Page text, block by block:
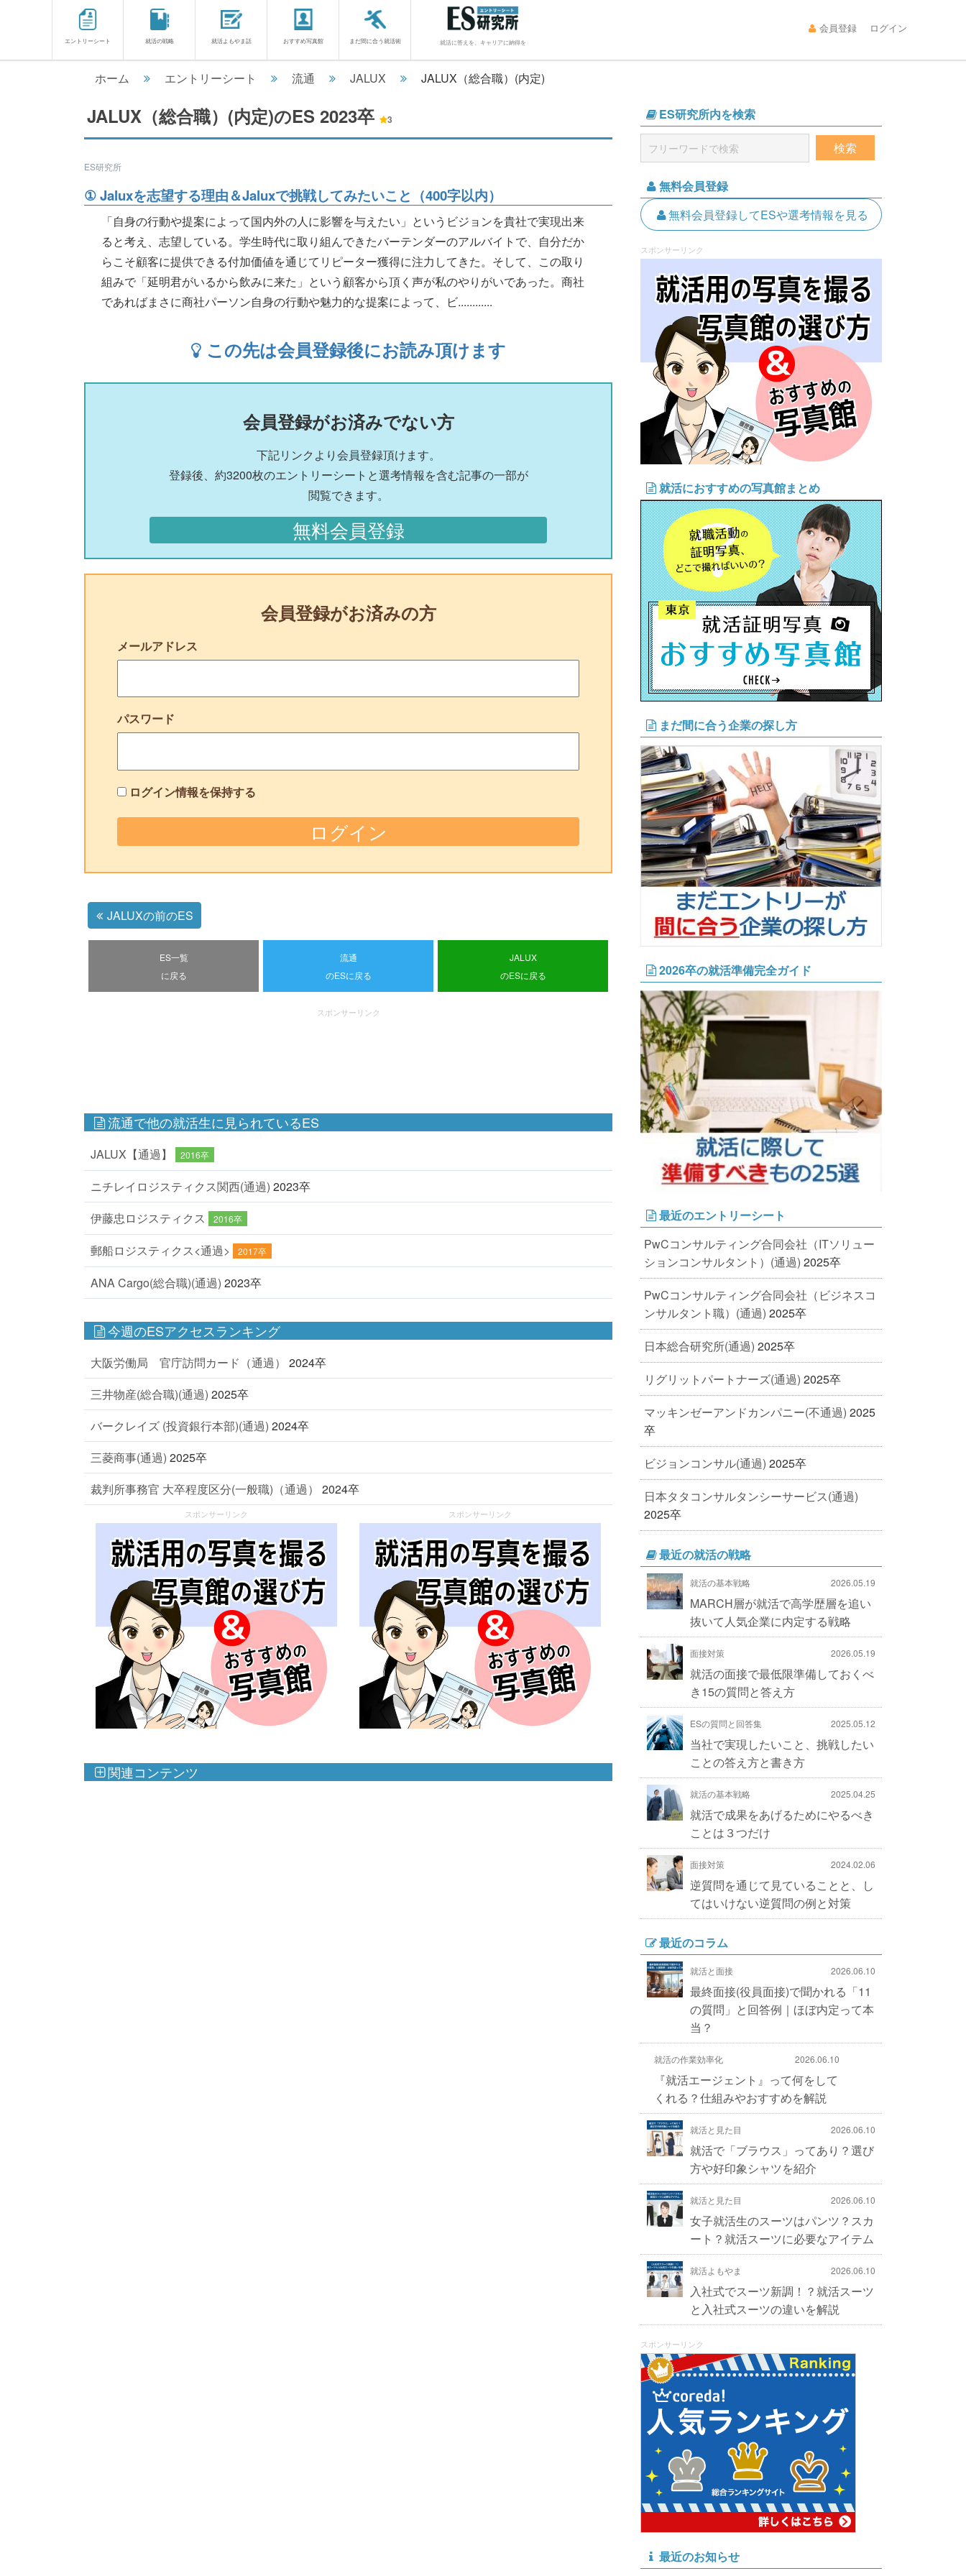
エントリーシート 就活の戦略 就活よもやま話 おすすめ写真館 まだ間に合う就活術 就活に答えを、キャリアに納得を
会員登録 ログイン
ホーム エントリーシート 流通 JALUX JALUX（総合職）(内定)
JALUX（総合職）(内定)のES 2023卒 3
ES研究所
① Jaluxを志望する理由＆Jaluxで挑戦してみたいこと（400字以内）
「自身の行動や提案によって国内外の人に影響を与えたい」というビジョンを貴社で実現出来
ると考え、志望している。学生時代に取り組んできたバーテンダーのアルバイトで、自分だか
らこそ顧客に提供できる付加価値を通じてリピーター獲得に注力してきた。そして、この取り
組みで「延明君がいるから飲みに来た」という顧客から頂く声が私のやりがいであった。商社
であればまさに商社パーソン自身の行動や魅力的な提案によって、ビ............
この先は会員登録後にお読み頂けます
会員登録がお済みでない方
下記リンクより会員登録頂けます。
登録後、約3200枚のエントリーシートと選考情報を含む記事の一部が
閲覧できます。
無料会員登録
会員登録がお済みの方
メールアドレス
パスワード
ログイン情報を保持する
JALUXの前のES
ES一覧
に戻る
流通
のESに戻る
JALUX
のESに戻る
スポンサーリンク
流通で他の就活生に見られているES
JALUX【通過】 2016卒
ニチレイロジスティクス関西(通過) 2023卒
伊藤忠ロジスティクス
2016卒
郵船ロジスティクス<通過> 2017卒
ANA Cargo(総合職)(通過) 2023卒
今週のESアクセスランキング
大阪労働局 官庁訪問カード（通過）
2024卒
三井物産(総合職)(通過) 2025卒
バークレイズ (投資銀行本部)(通過) 2024卒
三菱商事(通過) 2025卒
裁判所事務官 大卒程度区分(一般職)（通過）
2024卒
スポンサーリンク スポンサーリンク
関連コンテンツ
ES研究所内を検索
無料会員登録
無料会員登録してESや選考情報を見る
スポンサーリンク
就活におすすめの写真館まとめ
まだ間に合う企業の探し方
2026卒の就活準備完全ガイド
最近のエントリーシート
PwCコンサルティング合同会社（ITソリュー
ションコンサルタント）(通過) 2025卒
PwCコンサルティング合同会社（ビジネスコ
ンサルタント職）(通過) 2025卒
日本総合研究所(通過) 2025卒
リグリットパートナーズ(通過) 2025卒
マッキンゼーアンドカンパニー(不通過) 2025
卒
ビジョンコンサル(通過) 2025卒
日本タタコンサルタンシーサービス(通過)
2025卒
最近の就活の戦略
就活の基本戦略 2026.05.19
MARCH層が就活で高学歴層を追い
抜いて人気企業に内定する戦略
面接対策 2026.05.19
就活の面接で最低限準備しておくべ
き15の質問と答え方
ESの質問と回答集 2025.05.12
当社で実現したいこと、挑戦したい
ことの答え方と書き方
就活の基本戦略 2025.04.25
就活で成果をあげるためにやるべき
ことは３つだけ
面接対策 2024.02.06
逆質問を通じて見ていることと、し
てはいけない逆質問の例と対策
最近のコラム
就活と面接 2026.06.10
最終面接(役員面接)で聞かれる「11
の質問」と回答例｜ほぼ内定って本
当？
就活の作業効率化 2026.06.10
『就活エージェント』って何をして
くれる？仕組みやおすすめを解説
就活と見た目 2026.06.10
就活で「ブラウス」ってあり？選び
方や好印象シャツを紹介
就活と見た目 2026.06.10
女子就活生のスーツはパンツ？スカ
ート？就活スーツに必要なアイテム
就活よもやま 2026.06.10
入社式でスーツ新調！？就活スーツ
と入社式スーツの違いを解説
スポンサーリンク
最近のお知らせ